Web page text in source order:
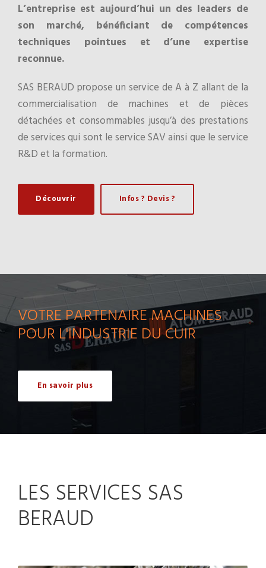
L’entreprise est aujourd’hui un des leaders de
son marché, bénéficiant de compétences
techniques pointues et d’une expertise
reconnue.
SAS BERAUD propose un service de A à Z allant de la
commercialisation de machines et de pièces
détachées et consommables jusqu’à des prestations
de services qui sont le service SAV ainsi que le service
R&D et la formation.
Découvrir Infos ? Devis ?
VOTRE PARTENAIRE MACHINES
POUR L'INDUSTRIE DU CUIR
En savoir plus
LES SERVICES SAS
BERAUD